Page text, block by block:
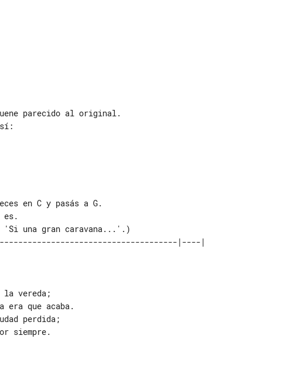
parecido al original.
en C y pasás a G.
'Si una gran caravana...'.)
vereda;
era que acaba.
perdida;
siempre.